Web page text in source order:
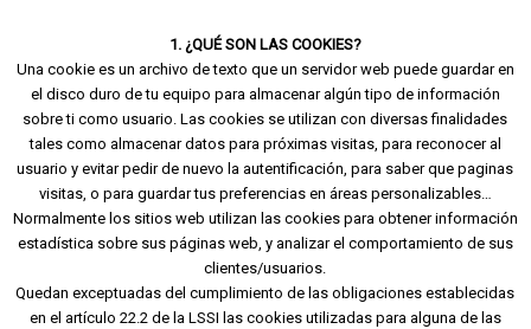
1. ¿QUÉ SON LAS COOKIES?
Una cookie es un archivo de texto que un servidor web puede guardar en
el disco duro de tu equipo para almacenar algún tipo de información
sobre ti como usuario. Las cookies se utilizan con diversas finalidades
tales como almacenar datos para próximas visitas, para reconocer al
usuario y evitar pedir de nuevo la autentificación, para saber que paginas
visitas, o para guardar tus preferencias en áreas personalizables…
Normalmente los sitios web utilizan las cookies para obtener información
estadística sobre sus páginas web, y analizar el comportamiento de sus
clientes/usuarios.
Quedan exceptuadas del cumplimiento de las obligaciones establecidas
en el artículo 22.2 de la LSSI las cookies utilizadas para alguna de las